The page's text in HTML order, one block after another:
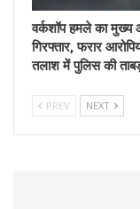
वर्कशॉप हमले का मुख्य
गिरफ्तार, फरार
तलाश में पुलिस की
PREV NEXT